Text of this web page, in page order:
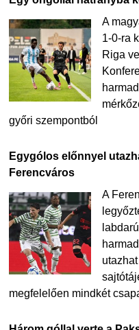
A
1-0-ra
Riga
győri szempontból
Egygólos előnnyel
Ferencváros
A
megfelelően mindkét